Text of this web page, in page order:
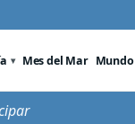
Mes del Mar Mundo